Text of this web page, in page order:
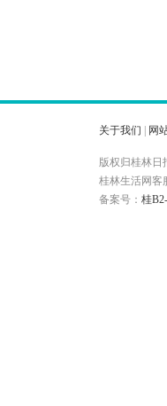
关于我们 网
版权归桂林日
桂林生活网客
备案号： 桂